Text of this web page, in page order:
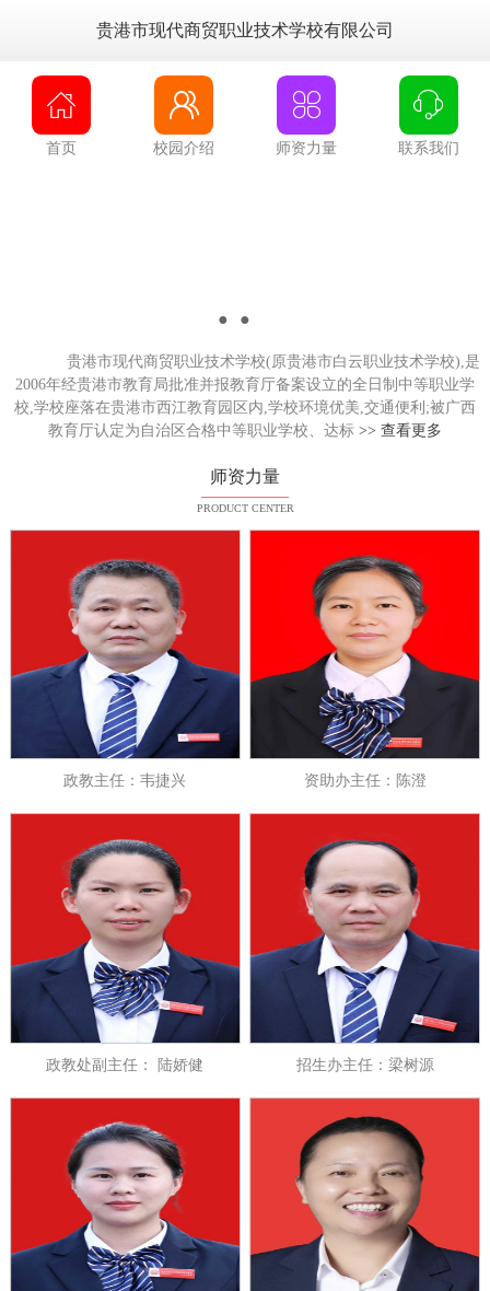
贵港市现代商贸职业技术学校有限公司

首页

校园介绍

师资力量

联系我们
● ●
贵港市现代商贸职业技术学校(原贵港市白云职业技术学校),是
2006年经贵港市教育局批准并报教育厅备案设立的全日制中等职业学
校,学校座落在贵港市西江教育园区内,学校环境优美,交通便利;被广西
教育厅认定为自治区合格中等职业学校、达标>> 查看更多
师资力量
PRODUCT CENTER
政教主任：韦捷兴 资助办主任：陈澄
政教处副主任： 陆娇健 招生办主任：梁树源